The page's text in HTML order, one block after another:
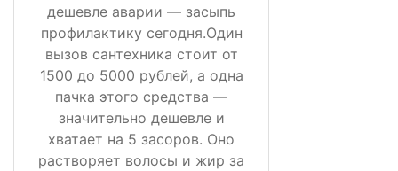
дешевле аварии — засыпь
профилактику сегодня.Один
вызов сантехника стоит от
1500 до 5000 рублей, а одна
пачка этого средства —
значительно дешевле и
хватает на 5 засоров. Оно
растворяет волосы и жир за